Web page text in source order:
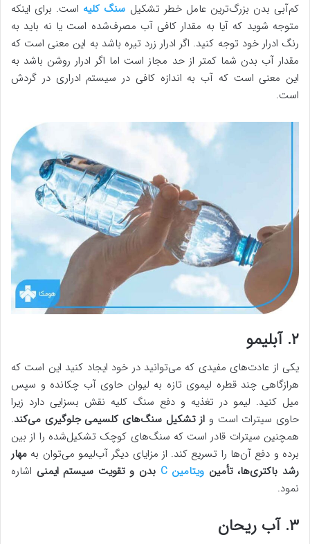
کم‌آبی بدن بزرگ‌ترین عامل خطر تشکیل سنگ کلیه است. برای اینکه
متوجه شوید که آیا به مقدار کافی آب مصرف‌شده است یا نه باید به
رنگ ادرار خود توجه کنید. اگر ادرار زرد تیره باشد به این معنی است که
مقدار آب بدن شما کمتر از حد مجاز است اما اگر ادرار روشن باشد به
این معنی است که آب به ‌اندازه کافی در سیستم ادراری در گردش
است.
۲. آبلیمو
یکی از عادت‌های مفیدی که می‌توانید در خود ایجاد کنید این است که
هرازگاهی چند قطره لیموی تازه به لیوان حاوی آب چکانده و سپس
میل کنید. لیمو در تغذیه و دفع سنگ کلیه نقش بسزایی دارد زیرا
حاوی سیترات است و از تشکیل سنگ‌های کلسیمی جلوگیری می‌کند.
همچنین سیترات قادر است که سنگ‌های کوچک تشکیل‌شده را از بین
برده و دفع آن‌ها را تسریع کند. از مزایای دیگر آب‌لیمو می‌توان به مهار
رشد باکتری‌ها، تأمین ویتامین C بدن و تقویت سیستم ایمنی اشاره
نمود.
۳. آب ریحان